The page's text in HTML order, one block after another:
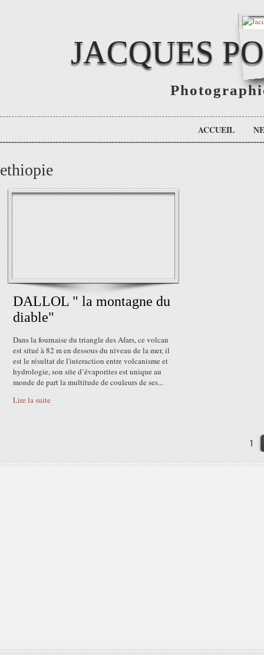
JACQUES
ACCUEIL
ethiopie
DALLOL " la montagne du
diable"
Dans la fournaise du triangle des Afars, ce volcan
est situé à 82 m en dessous du niveau de la mer, il
est le résultat de l'interaction entre volcanisme et
hydrologie, son site d’évaporites est unique au
monde de part la multitude de couleurs de ses...
Lire la suite
1